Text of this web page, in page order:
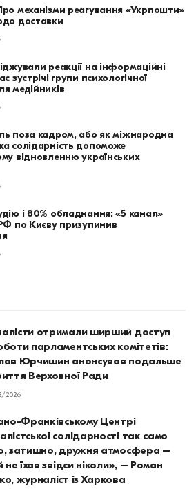
механізми реагування «Укрпошти»
доставки
реакції на інформаційні
зустрічі групи психологічної
медійників
поза кадром, або як міжнародна
солідарність допоможе
відновленню українських
і 80% обладнання: «5 канал»
по Києву призупинив
отримали ширший доступ
парламентських комітетів:
Юрчишин анонсував подальше
Верховної Ради
2026
Франківському Центрі
солідарності так само
затишно, дружня атмосфера –
не їхав звідси ніколи», – Роман
журналіст із Харкова